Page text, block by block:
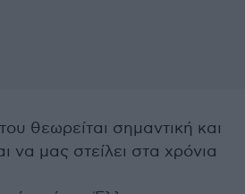
θεωρείται σημαντική και
να μας στείλει στα χρόνια